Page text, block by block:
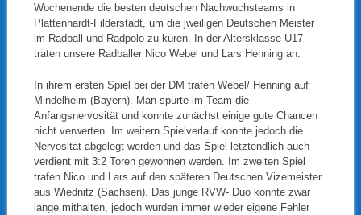
Wochenende die besten deutschen Nachwuchsteams in
Plattenhardt-Filderstadt, um die jweiligen Deutschen Meister
im Radball und Radpolo zu küren. In der Altersklasse U17
traten unsere Radballer Nico Webel und Lars Henning an.
In ihrem ersten Spiel bei der DM trafen Webel/ Henning auf
Mindelheim (Bayern). Man spürte im Team die
Anfangsnervosität und konnte zunächst einige gute Chancen
nicht verwerten. Im weitern Spielverlauf konnte jedoch die
Nervosität abgelegt werden und das Spiel letztendlich auch
verdient mit 3:2 Toren gewonnen werden. Im zweiten Spiel
trafen Nico und Lars auf den späteren Deutschen Vizemeister
aus Wiednitz (Sachsen). Das junge RVW- Duo konnte zwar
lange mithalten, jedoch wurden immer wieder eigene Fehler